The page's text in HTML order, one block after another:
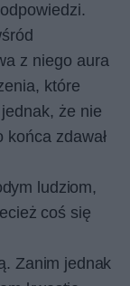
z niego aura
które
że nie
zdawał
ludziom,
coś się
Zanim jednak